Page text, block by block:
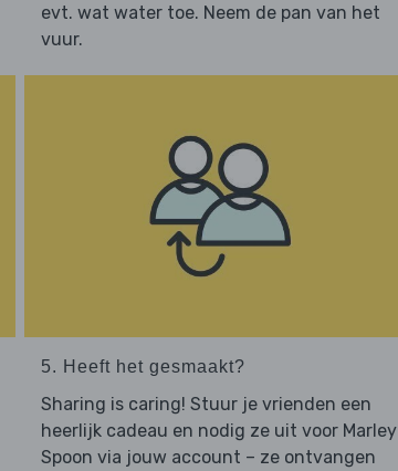
evt. wat water toe. Neem de pan van het
vuur.
5. Heeft het gesmaakt?
Sharing is caring! Stuur je vrienden een
heerlijk cadeau en nodig ze uit voor Marley
Spoon via jouw account – ze ontvangen